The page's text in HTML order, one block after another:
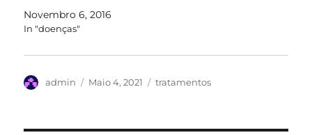
Novembro 6, 2016
In "doenças"
Autor
admin
Publicado
Maio 4, 2021 Categorias
tratamentos